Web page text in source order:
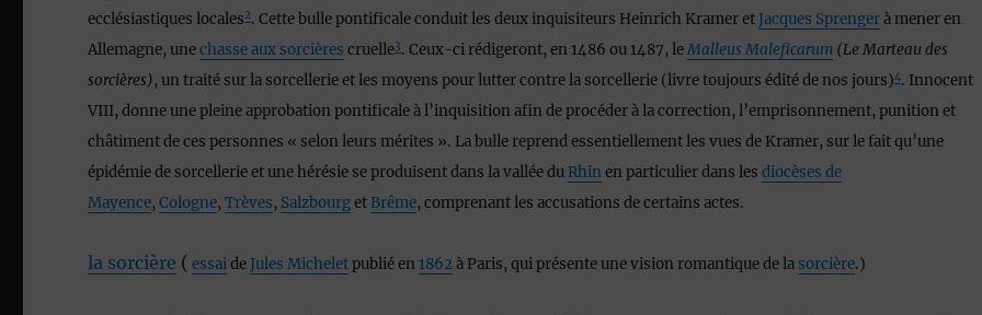
ecclésiastiques locales2. Cette bulle pontificale conduit les deux inquisiteurs Heinrich Kramer et Jacques Sprengerà mener en
Allemagne, unechasse aux sorcières cruelle3. Ceux-ci rédigeront, en 1486 ou 1487, leMalleus Maleficarum (Le Marteau des
sorcières), un traité sur la sorcellerie et les moyens pour lutter contre la sorcellerie (livre toujours édité de nos jours)4. Innocent
VIII, donne une pleine approbation pontificale à l’inquisition afin de procéder à la correction, l’emprisonnement, punition et
châtiment de ces personnes « selon leurs mérites ». La bulle reprend essentiellement les vues de Kramer, sur le fait qu’une
épidémie de sorcellerie et une hérésie se produisent dans la vallée du Rhinen particulier dans lesdiocèses de
Mayence,Cologne,Trèves, SalzbourgetBrême, comprenant les accusations de certains actes.
la sorcière ( essaide Jules Micheletpublié en 1862à Paris, qui présente une vision romantique de la sorcière.)